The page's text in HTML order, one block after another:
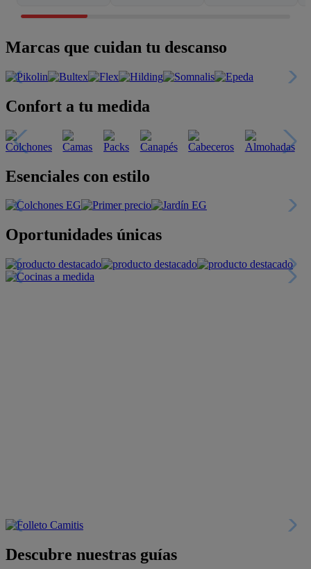
Marcas que cuidan tu descanso
Confort a tu medida
Esenciales con estilo
Oportunidades únicas
Descubre nuestras guías